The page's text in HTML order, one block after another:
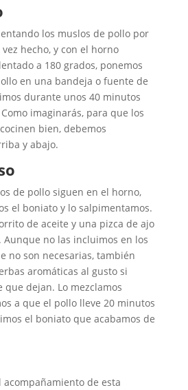
los muslos de pollo por
hecho, y con el horno
a 180 grados, ponemos
en una bandeja o fuente de
durante unos 40 minutos
imaginarás, para que los
bien, debemos
y abajo.
de pollo siguen en el horno,
el boniato y lo salpimentamos.
de aceite y una pizca de ajo
Aunque no las incluimos en los
no son necesarias, también
aromáticas al gusto si
dejan. Lo mezclamos
a que el pollo lleve 20 minutos
el boniato que acabamos de
acompañamiento de esta